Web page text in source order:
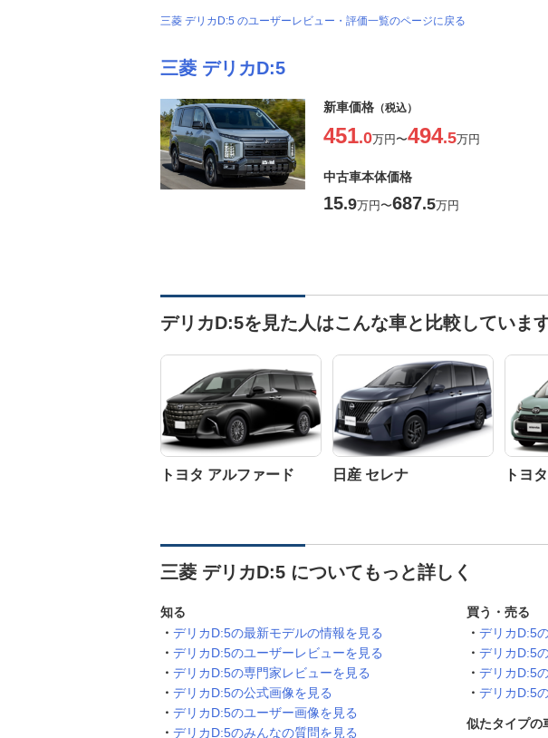
三菱 デリカD:5 のユーザーレビュー・評価一覧のページに戻る
三菱 デリカD:5
新車価格 （税込）
451.0万円〜494.5万円
中古車本体価格
15.9万円〜687.5万円
デリカD:5を見た人はこんな車と比較していま
トヨタ アルファード 日産 セレナ トヨ
三菱 デリカD:5 についてもっと詳しく
知る
デリカD:5の最新モデルの情報を見る
デリカD:5のユーザーレビューを見る
デリカD:5の専門家レビューを見る
デリカD:5の公式画像を見る
デリカD:5のユーザー画像を見る
デリカD:5のみんなの質問を見る
買う・売る
デリカD:5
デリカD:5
デリカD:5
デリカD:5
似たタイプの